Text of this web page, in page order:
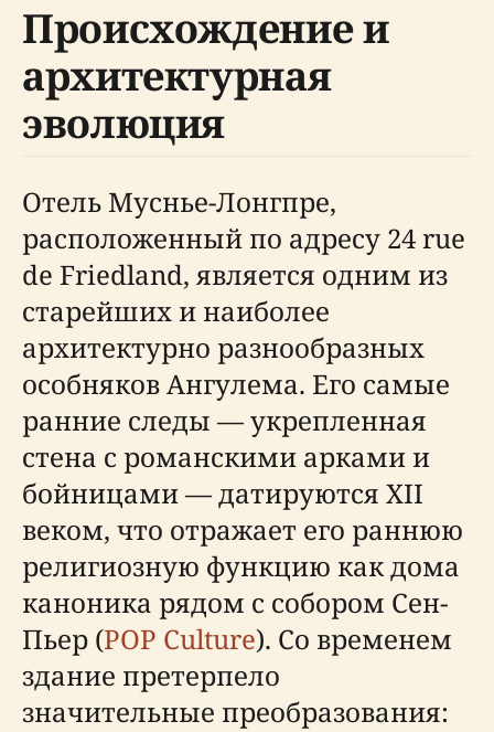
Происхождение и
архитектурная
эволюция
Отель Муснье-Лонгпре,
расположенный по адресу 24 rue
de Friedland, является одним из
старейших и наиболее
архитектурно разнообразных
особняков Ангулема. Его самые
ранние следы — укрепленная
стена с романскими арками и
бойницами — датируются XII
веком, что отражает его раннюю
религиозную функцию как дома
каноника рядом с собором Сен-
Пьер (POP Culture). Со временем
здание претерпело
значительные преобразования: